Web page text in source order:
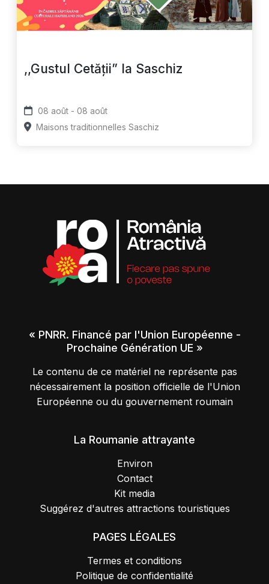
,,Gustul Cetății” la Saschiz
08 août - 08 août
Maisons traditionnelles Saschiz
« PNRR. Financé par l'Union Européenne -
Prochaine Génération UE »
Le contenu de ce matériel ne représente pas
nécessairement la position officielle de l'Union
Européenne ou du gouvernement roumain
La Roumanie attrayante
Environ
Contact
Kit media
Suggérez d'autres attractions touristiques
PAGES LÉGALES
Termes et conditions
Politique de confidentialité